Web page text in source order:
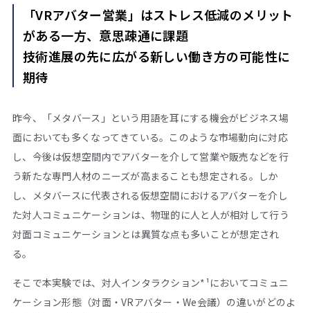
「VRアバター営業」はストレス低減のメリット
がある一方、意思疎通に課題
技術進展の先に広がる新しい働き方の可能性に
期待
昨今、「メタバース」という用語を耳にする機会がビジネス場
面においても多くなってきている。このような市場動向に対応
し、今後は仮想空間内でアバターを介して営業や販売などを行
う新たな専門人材のニーズが高まることも想定される。しか
し、メタバースに代表される仮想空間におけるアバターを介し
た対人コミュニケーションは、物理的に人と人が相対して行う
対面コミュニケーションとは異質な点も多いことが想定され
る。
そこで本実験では、対人インタラクション*¹においてコミュニ
ケーション形態（対面・VRアバター・We会議）の違いがどのよ